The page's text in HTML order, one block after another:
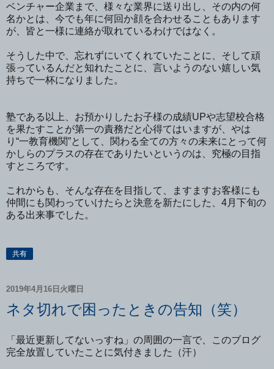
ベンチャー企業まで、様々な業界に送り出し、その内の何
名かとは、今でも年に何回か顔を合わせることもあります
が、皆と一様に連絡が取れているわけではなく。
そうした中で、忘れずにいてくれていたことに、そして頑
張っているんだと知れたことに、言いようのない嬉しい気
持ちで一杯になりました。
塾である以上、お預かりしたお子様の成績UPや志望校合格
を果たすことが第一の責務だと心得てはいますが、やは
り“一教育機関”として、関わる全ての方々の未来にとって何
かしらのプラスの存在でありたいというのは、究極の目指
すところです。
これからも、そんな存在を目指して、ますますお客様にも
仲間にも関わっていけたらと決意を新たにした、4月下旬の
ある出来事でした。
共有
2019年4月16日火曜日
ネタ切れで困ったときの告知（笑）
「最近更新してないっすね」の周囲の一言で、このブログ
完全放置していたことに気付きました（汗）